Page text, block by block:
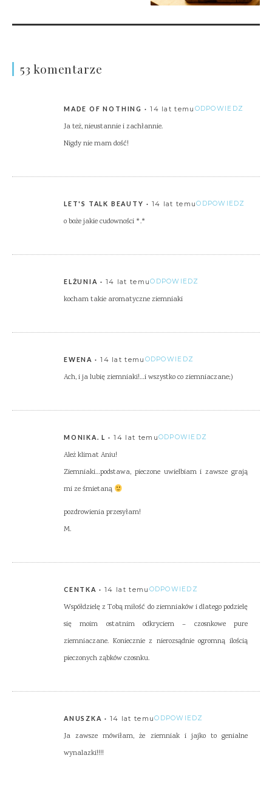
53 komentarze
MADE OF NOTHING 14 lat temu ODPOWIEDZ
Ja też, nieustannie i zachłannie.
Nigdy nie mam dość!
LET'S TALK BEAUTY 14 lat temuODPOWIEDZ
o boże jakie cudowności *.*
ELŻUNIA 14 lat temuODPOWIEDZ
kocham takie aromatyczne ziemniaki
EWENA 14 lat temu ODPOWIEDZ
Ach, i ja lubię ziemniaki!…i wszystko co ziemniaczane;)
MONIKA. L 14 lat temuODPOWIEDZ
Ależ klimat Aniu!
Ziemniaki…podstawa, pieczone uwielbiam i zawsze grają
mi ze śmietaną
pozdrowienia przesyłam!
M.
CENTKA 14 lat temu ODPOWIEDZ
Współdzielę z Tobą miłość do ziemniaków i dlatego podzielę
się moim ostatnim odkryciem – czosnkowe pure
ziemniaczane. Koniecznie z nierozsądnie ogromną ilością
pieczonych ząbków czosnku.
ANUSZKA 14 lat temuODPOWIEDZ
Ja zawsze mówiłam, że ziemniak i jajko to genialne
wynalazki!!!!